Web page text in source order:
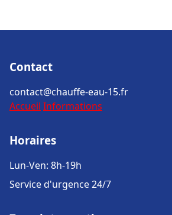
Contact
contact@chauffe-eau-15.fr
Accueil Informations
Horaires
Lun-Ven: 8h-19h
Service d'urgence 24/7